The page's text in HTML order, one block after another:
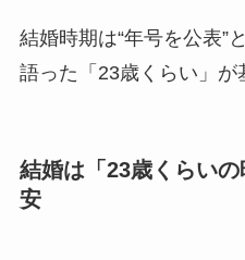
結婚時期は“年号を公表”
語った「23歳くらい」が
結婚は「23歳くらい
安